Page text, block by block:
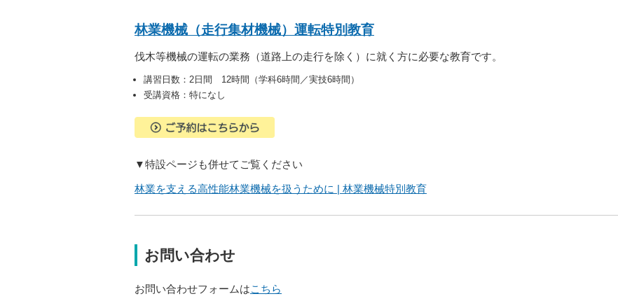
林業機械（走行集材機械）運転特別教育
伐木等機械の運転の業務（道路上の走行を除く）に就く方に必要な教育です。
講習日数：2日間 12時間（学科6時間／実技6時間）
受講資格：特になし
▼特設ページも併せてご覧ください
林業を支える高性能林業機械を扱うために | 林業機械特別教育
お問い合わせ
お問い合わせフォームはこちら